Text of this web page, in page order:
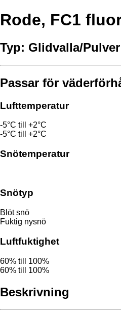
Rode, FC1
Typ: Glidvalla/Pulver
Passar för
Lufttemperatur
-5°C till +2°C
-5°C till +2°C
Snötemperatur
Snötyp
Blöt snö
Fuktig nysnö
Luftfuktighet
60% till 100%
60% till 100%
Beskrivning